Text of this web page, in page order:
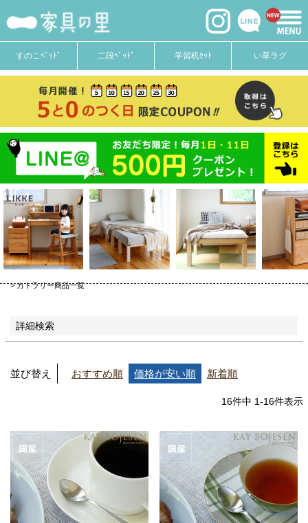
すのこﾍﾞｯﾄﾞ 二段ﾍﾞｯﾄﾞ 学習机ｾｯﾄ い草ラグ
カトラリー商品一覧
詳細検索
価格
在庫なし商品
商品番号
並び順
新着順
登録順
価格が安い順
価格が高い順
優先度順
キーワードヒット順
並び替え おすすめ順 価格が安い順 新着順
16件中 1-16件表示